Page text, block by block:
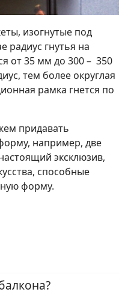
изогнутые под
радиус гнутья на
от 35 мм до 300 – 350
тем более округлая
рамка гнется по
придавать
например, две
эксклюзив,
способные
форму.